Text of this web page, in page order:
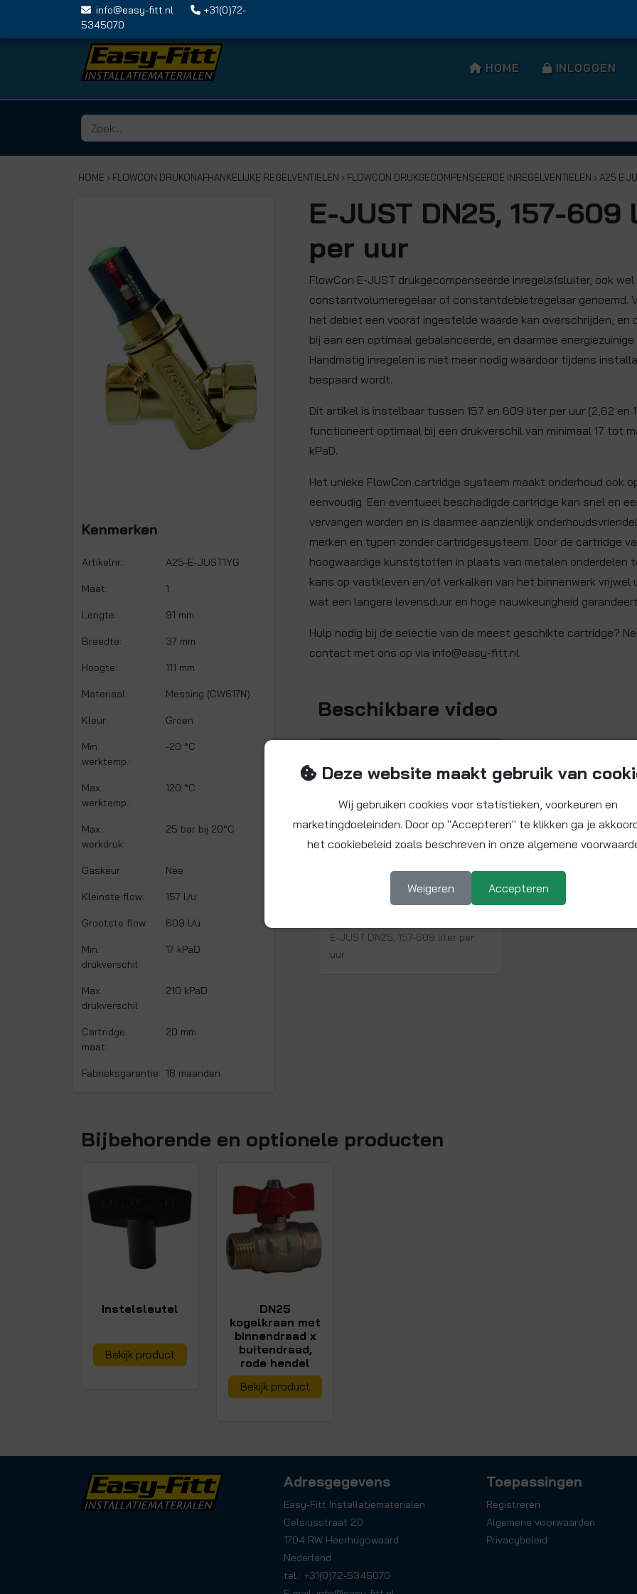
info@easy-fitt.nl
+31(0)72-
5345070
HOME INLOGGEN
HOME › FLOWCON DRUKONAFHANKELIJKE REGELVENTIELEN › FLOWCON DRUKGECOMPENSEERDE INREGELVENTIELEN › A25 E
Kenmerken
Artikelnr.: A25-E-JUST1YG
Maat: 1
Lengte: 91 mm
Breedte: 37 mm
Hoogte: 111 mm
Materiaal: Messing (CW617N)
Kleur: Groen
Min.
werktemp.:
-20 °C
Max.
werktemp.:
120 °C
Max.
werkdruk:
25 bar bij 20°C
Gaskeur: Nee
Kleinste flow: 157 l/u
Grootste flow: 609 l/u
Min.
drukverschil:
17 kPaD
Max.
drukverschil:
210 kPaD
Cartridge
maat:
20 mm
Fabrieksgarantie: 18 maanden
E-JUST DN25, 157-609
per uur
FlowCon E-JUST drukgecompenseerde inregelafsluiter, ook wel
constantvolumeregelaar of constantdebietregelaar genoemd.
het debiet een vooraf ingestelde waarde kan overschrijden, en
bij aan een optimaal gebalanceerde, en daarmee
Handmatig inregelen is niet meer nodig waardoor tijdens
bespaard wordt.
Dit artikel is instelbaar tussen 157 en 609 liter per uur (2,62 en
functioneert optimaal bij een drukverschil van minimaal 17 tot
kPaD.
Het unieke FlowCon cartridge systeem maakt onderhoud ook
eenvoudig. Een eventueel beschadigde cartridge kan snel en
vervangen worden en is daarmee aanzienlijk
merken en typen zonder cartridgesysteem. Door de cartridge
hoogwaardige kunststoffen in plaats van metalen onderdelen
kans op vastkleven en/of verkalken van het binnenwerk vrijwel
wat een langere levensduur en hoge nauwkeurigheid
Hulp nodig bij de selectie van de meest geschikte cartridge?
contact met ons op via info@easy-fitt.nl.
Beschikbare video
Bekijk video voor product
A25-E-JUST1YG
E-JUST DN25, 157-609 liter per
uur
Bijbehorende en optionele producten
Instelsleutel
Bekijk product
DN25
kogelkraan met
binnendraad x
buitendraad,
rode hendel
Bekijk product
Adresgegevens
Easy-Fitt Installatiematerialen
Celsiusstraat 20
1704 RW Heerhugowaard
Nederland
tel.: +31(0)72-5345070
Toepassingen
Registreren
Algemene voorwaarden
Privacybeleid
Deze website maakt gebruik van
Wij gebruiken cookies voor statistieken, voorkeuren en
marketingdoeleinden. Door op "Accepteren" te klikken ga je
het cookiebeleid zoals beschreven in onze algemene
Weigeren Accepteren